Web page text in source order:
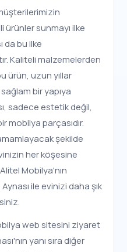
ürünler sunmayı ilke
da bu ilke
Kaliteli malzemelerden
ürün, uzun yıllar
bir yapıya
sadece estetik değil,
mobilya parçasıdır.
şekilde
her köşesine
Mobilya'nın
ile evinizi daha şık
web sitesini ziyaret
yanı sıra diğer